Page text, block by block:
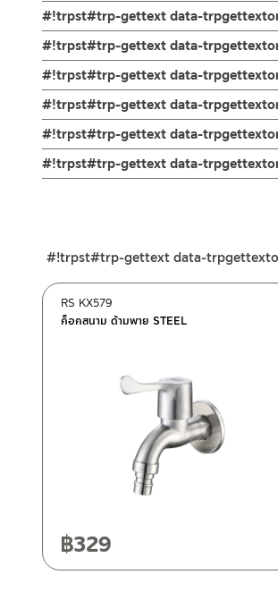
ก๊อกซิ้งค์น้ำเย็น ล้างจาน ผลิตจากสแตนเลส
ก้านเปิด-ปิดแบบก้านปัด ตัวล็อกใต้ก๊อกเป็น
ผลิตจากสแตนเลส เกรด 304 ด้าน ทนทานแ
คอก๊อกน้ำสามารถปรับสวิง ซ้าย-ขวา หมุนได้
เป็นเรื่องง่ายและสะดวกมากยิ่งขึ้น การติดตั้
เพื่อเป็นการยืนยันความคงทนของวาล์วน้ำ จึ
#!trpst#trp-gettext data-
ตัวก๊อกน้ำ
ผลิตจากสแตนเลส เกรด 304 ทนทานแข็งแร
#!trpst#trp-gettext data-
ข้อแนะนำในการติดตั้งสำหรับ การติดตั้ง ก๊อ
สำหรับการติดตั้งใหม่ ให้ไล่ฝุ่น เศษทราย เศ
เพื่อให้แรงน้ำพัดพาเศษละอองต่างๆ ออกจาก
หากตรวจพบเศษละอองต่างๆในสินค้า จะไม่อ
#!trpst#trp-gettext data-
คำแนะนำในการดูแลรักษาผลิตภัณฑ์
1. ไม่ทำสินค้าให้เกิดความเสียหายอื่น ๆ นอก
2. ทำความสะอาดสินค้าโดยการใช้ผ้านุ่มๆชุบน้
3. ห้ามใช้สารเคมีที่มีฤทธิ์เป็นกรด ในการทำค
4. ห้ามใช้แปรง วัสดุแข็ง หยาบ ห้ามใช้ฝอยขั
#!trpst#trp-gettext data-
รับประกันไส้วาล์ว ไม่รั่วซึม 10 ปี
#!trpst#trp-gettext data-
ช่องทางออนไลน์
– Email: contact@charnpaiboon.com
662/61-62 ถนน พระราม3 แขวงบางโพงพา
โทร: 02-358-0080 / 080-075-8668 / 091-
ศูนย์บริการและอะไหล่
โทร: 080-075-2626
#!trpst#trp-gettext data-
–Lazada
– ซื้อสินค้าชิ้นนี้บน Shopee
ซื้อสินค้าชิ้นนี้บน Lazada>>
โทร: 02-285-5795
@charnpaiboon.sales
ติดต่อ ชาญไพบูลย์ / Contact Us
#!trpst#trp-gettext data-
ก็อกสนาม ด้ามพาย STEEL
RS KX579
฿329